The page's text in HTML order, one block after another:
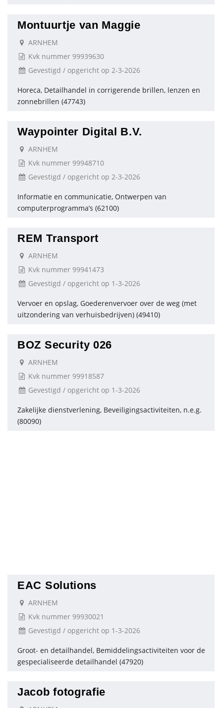
Montuurtje van Maggie
ARNHEM
Kvk nummer 99939630
Gevestigd / opgericht op 2-3-2026
Horeca, Detailhandel in corrigerende brillen, lenzen en
zonnebrillen (47743)
Waypointer Digital B.V.
ARNHEM
Kvk nummer 99948710
Gevestigd / opgericht op 2-3-2026
Informatie en communicatie, Ontwerpen van
computerprogramma’s (62100)
REM Transport
ARNHEM
Kvk nummer 99941473
Gevestigd / opgericht op 1-3-2026
Vervoer en opslag, Goederenvervoer over de weg (met
uitzondering van verhuisbedrijven) (49410)
BOZ Security 026
ARNHEM
Kvk nummer 99918587
Gevestigd / opgericht op 1-3-2026
Zakelijke dienstverlening, Beveiligingsactiviteiten, n.e.g.
(80090)
EAC Solutions
ARNHEM
Kvk nummer 99930021
Gevestigd / opgericht op 1-3-2026
Groot- en detailhandel, Bemiddelingsactiviteiten voor de
gespecialiseerde detailhandel (47920)
Jacob fotografie